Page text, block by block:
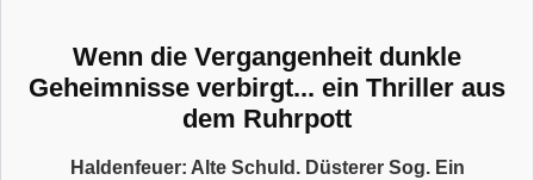
Wenn die Vergangenheit dunkle
Geheimnisse verbirgt... ein Thriller aus
dem Ruhrpott
Haldenfeuer: Alte Schuld. Düsterer Sog. Ein